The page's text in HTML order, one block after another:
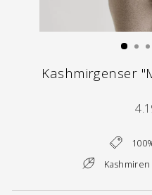
Kashmirgenser